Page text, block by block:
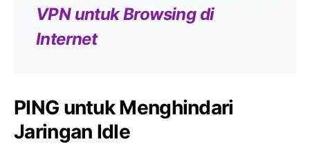
VPN untuk Browsing di
Internet
PING untuk Menghindari
Jaringan Idle